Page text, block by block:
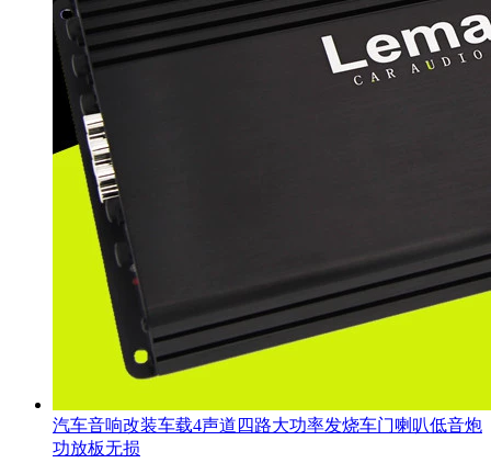
汽车音响改装车载4声道四路大功率发烧车门喇叭低音炮
功放板无损